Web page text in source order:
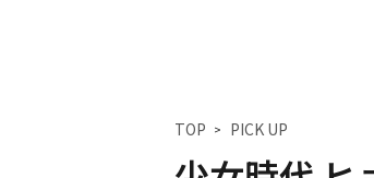
TOP PICK UP